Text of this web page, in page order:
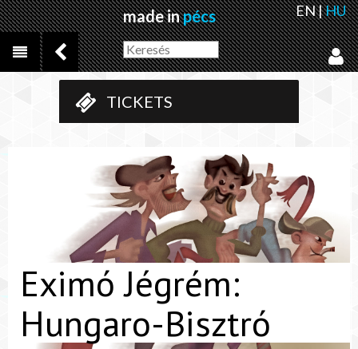
made inpécs EN|HU
TICKETS
Eximó Jégrém:
Hungaro-Bisztró